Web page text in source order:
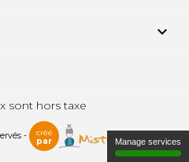

sont hors taxe
-
créé
par
Manage services